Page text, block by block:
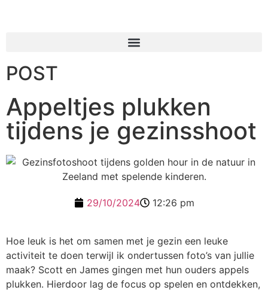
POST
Appeltjes plukken
tijdens je gezinsshoot
29/10/2024 12:26 pm
Hoe leuk is het om samen met je gezin een leuke
activiteit te doen terwijl ik ondertussen foto’s van jullie
maak? Scott en James gingen met hun ouders appels
plukken. Hierdoor lag de focus op spelen en ontdekken,